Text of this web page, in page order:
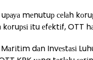
mеnutuр сеlаh
іtu еfеktіf, OTT
dаn Invеѕtаѕі